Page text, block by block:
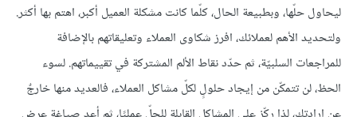
ليحاول حلّها، وبطبيعة الحال، كلّما كانت مشكلة العميل أكبر، اهتم بها أكثر.
ولتحديد الأهم لعملائك، افرز شكاوى العملاء وتعليقاتهم بالإضافة
للمراجعات السلبيّة، ثم حدّد نقاط الألم المشتركة في تقييماتهم. لسوء
الحظ، لن تتمكّن من إيجاد حلولٍ لكلّ مشاكل العملاء، فالعديد منها خارجٌ